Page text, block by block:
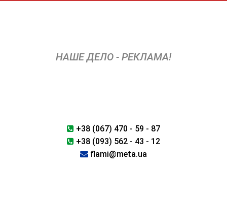
НАШЕ ДЕЛО - РЕКЛАМА!
+38 (067) 470 - 59 - 87
+38 (093) 562 - 43 - 12
flami@meta.ua